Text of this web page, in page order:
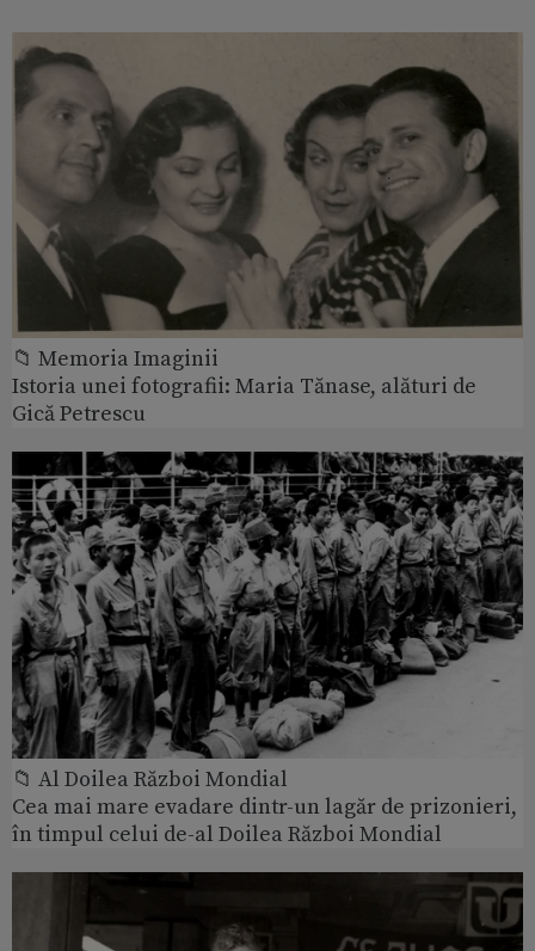
📁 Memoria Imaginii
Istoria unei fotografii: Maria Tănase, alături de
Gică Petrescu
📁 Al Doilea Război Mondial
Cea mai mare evadare dintr-un lagăr de prizonieri,
în timpul celui de-al Doilea Război Mondial